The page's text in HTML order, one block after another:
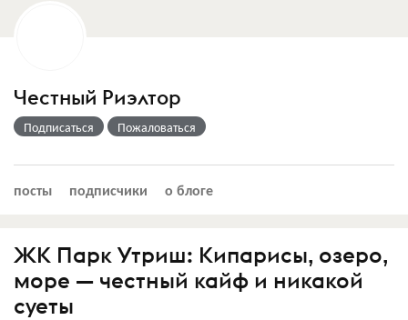
Честный Риэлтор
Подписаться Пожаловаться
посты подписчики о блоге
ЖК Парк Утриш: Кипарисы, озеро,
море — честный кайф и никакой
суеты